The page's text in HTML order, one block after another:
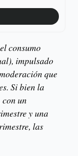
consumo
impulsado
que
Si bien la
un
y una
las